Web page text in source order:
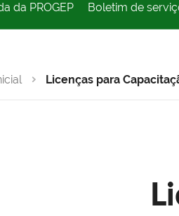
da PROGEP Boletim de
Licenças para